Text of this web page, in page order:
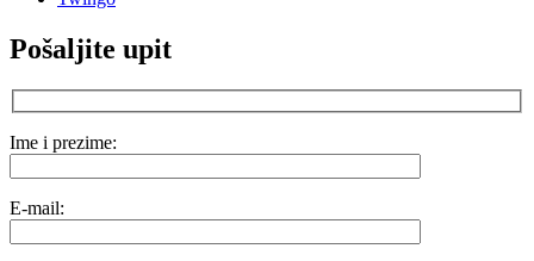
Pošaljite upit
Ime i prezime:
E-mail: